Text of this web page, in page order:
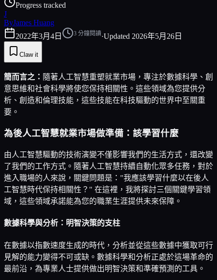
Progress tracked
J
ByJames Huang
2022年3月4日
3 分鐘閱讀·Updated 2026年5月26日
Claw it
簡而言之： 隨著人工智慧重塑就業市場，專注於數據科學、創
意思維和社會科學將使您保持相關性。這些領域為您提供分
析、創造和倫理技能，這些技能在科技驅動的世界中至關重
要。
為後人工智慧就業市場做準備：該學習什麼
由人工智慧驅動的技術演變不僅影響我們的生活方式，還改變
了我們的工作方式。隨著人工智慧持續自動化眾多任務，對於
進入職場的人來說，關鍵問題是："我應該學習什麼以在後人
工智慧時代保持相關性？" 在這裡，我將探討三個關鍵學習領
域，這些領域承諾能為您的職業生涯提供未來保障。
數據科學與分析：明智決策的支柱
在數據以指數速度生成的時代，分析並從這些數據中獲取可行
見解的能力變得不可或缺。數據科學和分析正處於這場革命的
最前沿，為專業人士提供做出明智決策和準確預測的工具。